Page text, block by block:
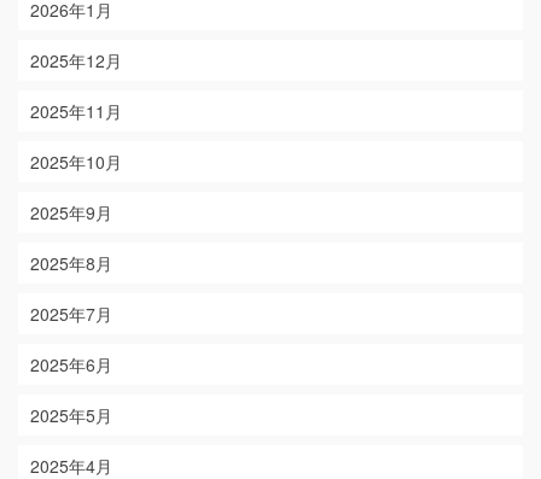
2026年1月
2025年12月
2025年11月
2025年10月
2025年9月
2025年8月
2025年7月
2025年6月
2025年5月
2025年4月